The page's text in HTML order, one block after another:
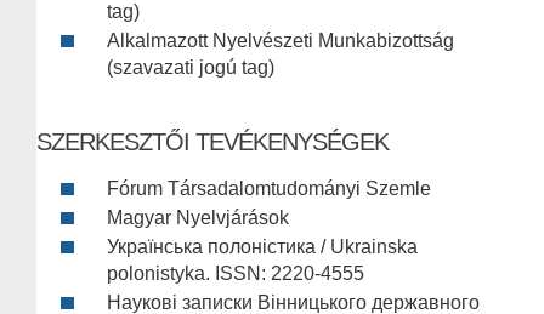
tag)
Alkalmazott Nyelvészeti Munkabizottság
(szavazati jogú tag)
SZERKESZTŐI TEVÉKENYSÉGEK
Fórum Társadalomtudományi Szemle
Magyar Nyelvjárások
Українська полоністика / Ukrainska
polonistyka. ISSN: 2220-4555
Наукові записки Вінницького державного